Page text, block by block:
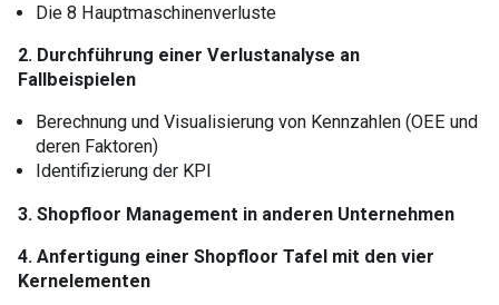
Die 8 Hauptmaschinenverluste
2. Durchführung einer Verlustanalyse an
Fallbeispielen
Berechnung und Visualisierung von Kennzahlen (OEE und
deren Faktoren)
Identifizierung der KPI
3. Shopfloor Management in anderen Unternehmen
4. Anfertigung einer Shopfloor Tafel mit den vier
Kernelementen